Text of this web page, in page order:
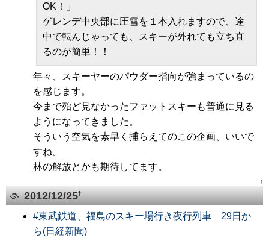
OK！」
ゲレンデ中央部に圧雪を１本入れますので、途
中で転んじゃっても、スキーが外れても立ち直
るのが簡単！！
年々、スキーヤーのパウダー指向が強まっているの
を感じます。
今まで殆ど見なかったファットスキーも普通に見る
ようになってきました。
そういう空気を素早く捕らえてのこの企画、いいで
すね。
林の解放とかも期待してます。
↑
2012/12/25†
#東武鉄道、福島のスキー場行き夜行列車 29日か
ら(日経新聞)